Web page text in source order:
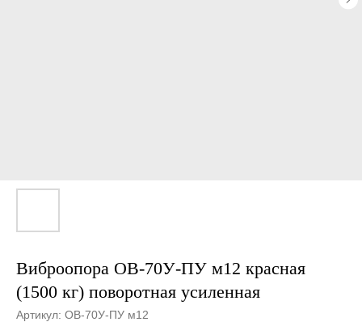
Виброопора ОВ-70У-ПУ м12 красная
(1500 кг) поворотная усиленная
Артикул: ОВ-70У-ПУ м12